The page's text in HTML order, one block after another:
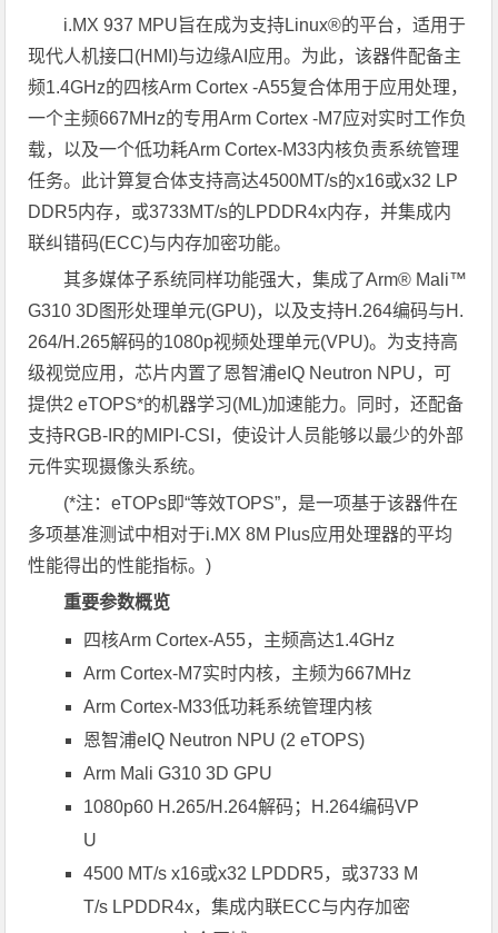
i.MX 937 MPU旨在成为支持Linux®的平台，适用于
现代人机接口(HMI)与边缘AI应用。为此，该器件配备主
频1.4GHz的四核Arm Cortex -A55复合体用于应用处理，
一个主频667MHz的专用Arm Cortex -M7应对实时工作负
载，以及一个低功耗Arm Cortex-M33内核负责系统管理
任务。此计算复合体支持高达4500MT/s的x16或x32 LP
DDR5内存，或3733MT/s的LPDDR4x内存，并集成内
联纠错码(ECC)与内存加密功能。
其多媒体子系统同样功能强大，集成了Arm® Mali™
G310 3D图形处理单元(GPU)，以及支持H.264编码与H.
264/H.265解码的1080p视频处理单元(VPU)。为支持高
级视觉应用，芯片内置了恩智浦eIQ Neutron NPU，可
提供2 eTOPS*的机器学习(ML)加速能力。同时，还配备
支持RGB-IR的MIPI-CSI，使设计人员能够以最少的外部
元件实现摄像头系统。
(*注：eTOPs即“等效TOPS”，是一项基于该器件在
多项基准测试中相对于i.MX 8M Plus应用处理器的平均
性能得出的性能指标。)
重要参数概览
四核Arm Cortex-A55，主频高达1.4GHz
Arm Cortex-M7实时内核，主频为667MHz
Arm Cortex-M33低功耗系统管理内核
恩智浦eIQ Neutron NPU (2 eTOPS)
Arm Mali G310 3D GPU
1080p60 H.265/H.264解码；H.264编码VP
U
4500 MT/s x16或x32 LPDDR5，或3733 M
T/s LPDDR4x，集成内联ECC与内存加密